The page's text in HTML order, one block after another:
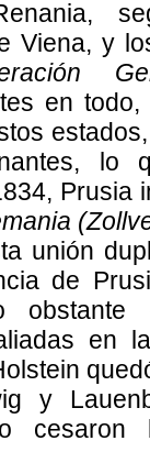
Viena, y
en
lo
Prusia
unión
de
en
y
cesaron